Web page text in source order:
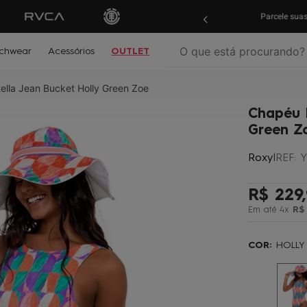
em até 10x sem juros! Aproveite! Parcele
Acessórios OUTLET
Jean Bucket Holly Green Zoe
Chapéu
Green
Roxy| REF:
R$ 229,
Em até 4x R$
COR:
termos mais buscados
mochila
moletom
jaqueta
maio
º
boardshort
º
gorro
º
vestido